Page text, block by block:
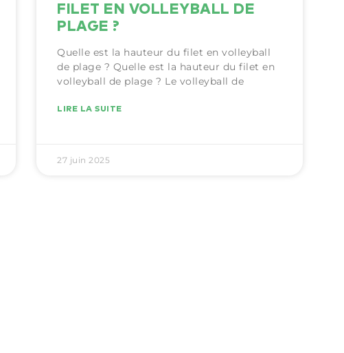
FILET EN VOLLEYBALL DE
PLAGE ?​
Quelle est la hauteur du filet en volleyball
de plage ?​ Quelle est la hauteur du filet en
volleyball de plage ?​ Le volleyball de
LIRE LA SUITE
27 juin 2025